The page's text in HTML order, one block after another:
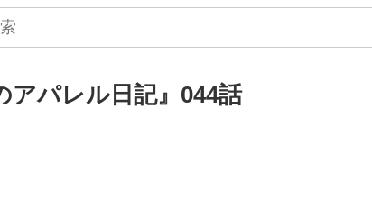
アパレル日記』044話